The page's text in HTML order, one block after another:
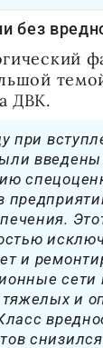
без
ДВК.
при
введены
и
сети
тяжелых и